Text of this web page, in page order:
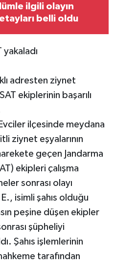
ilgili olayın
belli oldu
yakaladı
adresten ziynet
ekiplerinin başarılı
ilçesinde meydana
ziynet eşyalarının
geçen Jandarma
ekipleri çalışma
sonrası olayı
isimli şahıs olduğu
peşine düşen ekipler
şüpheliyi
Şahıs işlemlerinin
tarafından